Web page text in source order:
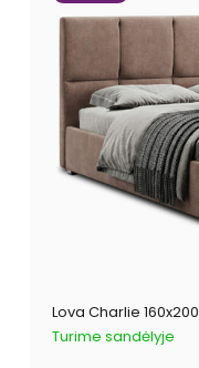
Lova Charlie 160x200
Turime sandėlyje